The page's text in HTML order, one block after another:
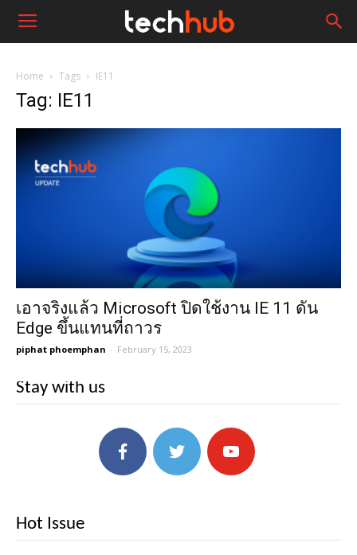
Home Tags IE11
Tag: IE11
เอาจริงแล้ว Microsoft ปิดใช้งาน IE 11 ดัน
Edge ขึ้นแทนที่ถาวร
piphat phoemphan - February 15, 2023
Stay with us
Hot Issue